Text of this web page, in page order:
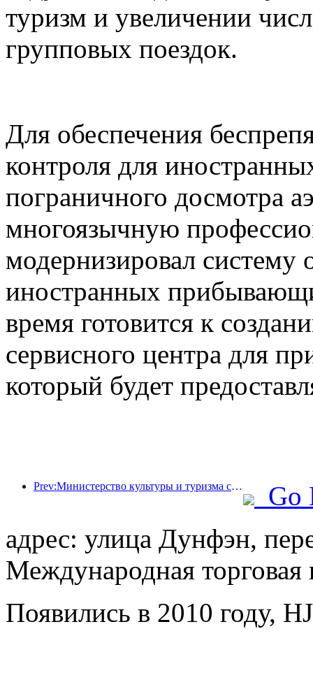
туризм и увеличении
групповых поездок.
Для обеспечения
контроля для
пограничного досмотра
многоязычную
модернизировал систему
иностранных
время готовится к
сервисного центра для
который будет
Prev:Министерство культуры и туризма сообщило, что в 2025 году 16 994 достопримечательности категории А посетили 7,51 миллиарда человек, что принесло доход от туризма в размере 554,49 миллиарда юаней.
Go
адрес: улица Дунфэн,
Международная
Появились в 2010 году,